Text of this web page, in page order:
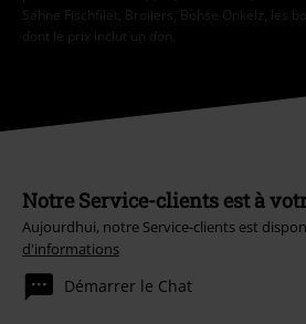
Sahne Fischfilet, Broilers, Böhse Onkelz, les
dont le prix inclut un don.
Notre Service-clients est à
Aujourdhui, notre Service-clients est
d'informations
Démarrer le Chat